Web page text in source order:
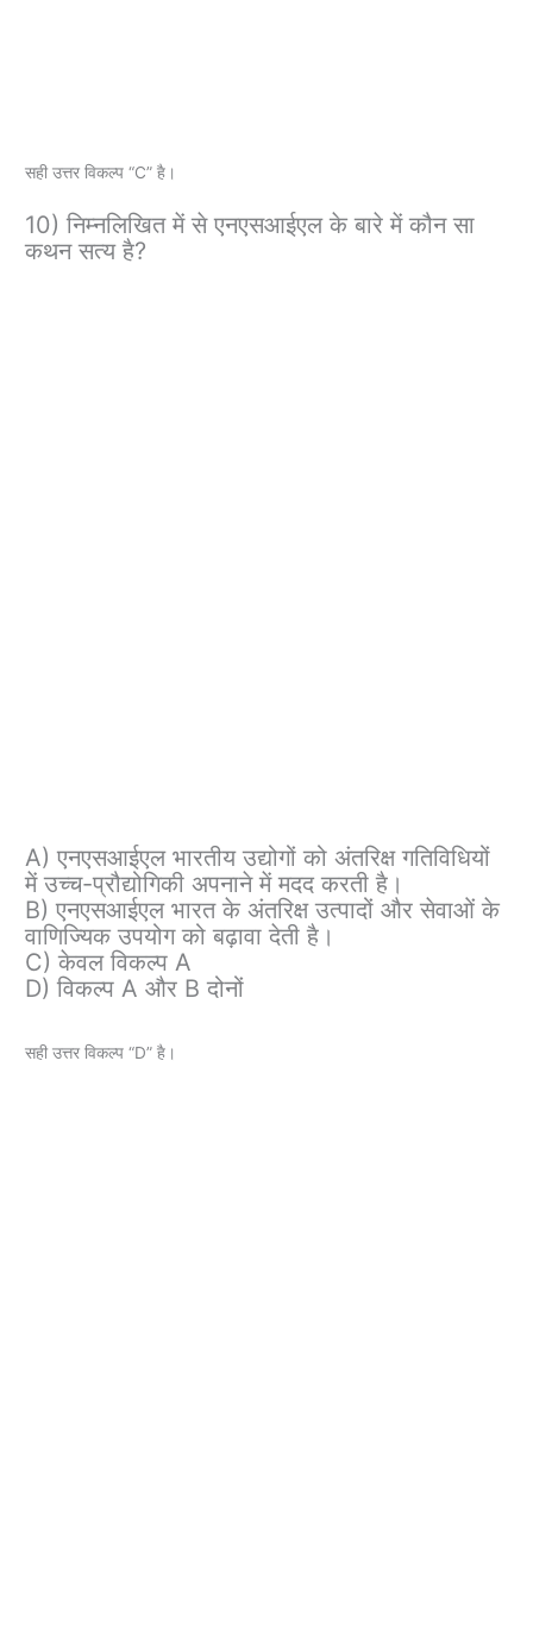
सही उत्तर विकल्प “C” है।
10) निम्नलिखित में से एनएसआईएल के बारे में कौन सा
कथन सत्य है?
A) एनएसआईएल भारतीय उद्योगों को अंतरिक्ष गतिविधियों
में उच्च-प्रौद्योगिकी अपनाने में मदद करती है।
B) एनएसआईएल भारत के अंतरिक्ष उत्पादों और सेवाओं के
वाणिज्यिक उपयोग को बढ़ावा देती है।
C) केवल विकल्प A
D) विकल्प A और B दोनों
सही उत्तर विकल्प “D” है।